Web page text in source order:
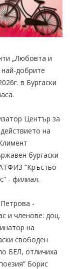
„Любовта и
добрите
в Бургаски
Център за
на
бургаски
“Кръстьо
- филиал.
-
и членове: доц.
на
свободен
БЕЛ, отличиха
Борис